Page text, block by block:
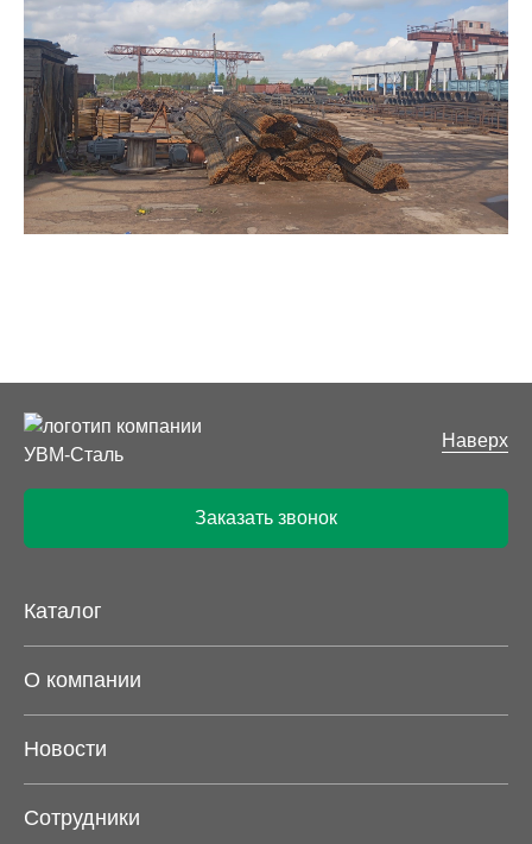
Наверх
Заказать звонок
Каталог
О компании
Новости
Сотрудники